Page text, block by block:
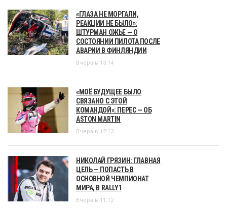
«ГЛАЗА НЕ МОРГАЛИ,
РЕАКЦИИ НЕ БЫЛО»:
ШТУРМАН ОЖЬЕ — О
СОСТОЯНИИ ПИЛОТА ПОСЛЕ
АВАРИИ В ФИНЛЯНДИИ
Вчера в 13:14
«МОЁ БУДУЩЕЕ БЫЛО
СВЯЗАНО С ЭТОЙ
КОМАНДОЙ»: ПЕРЕС — ОБ
ASTON MARTIN
Вчера в 12:13
НИКОЛАЙ ГРЯЗИН: ГЛАВНАЯ
ЦЕЛЬ — ПОПАСТЬ В
ОСНОВНОЙ ЧЕМПИОНАТ
МИРА, В RALLY1
Вчера в 11:12